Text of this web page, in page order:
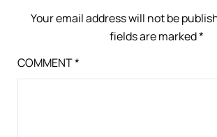
Your email address will not be
fields are marked*
COMMENT*